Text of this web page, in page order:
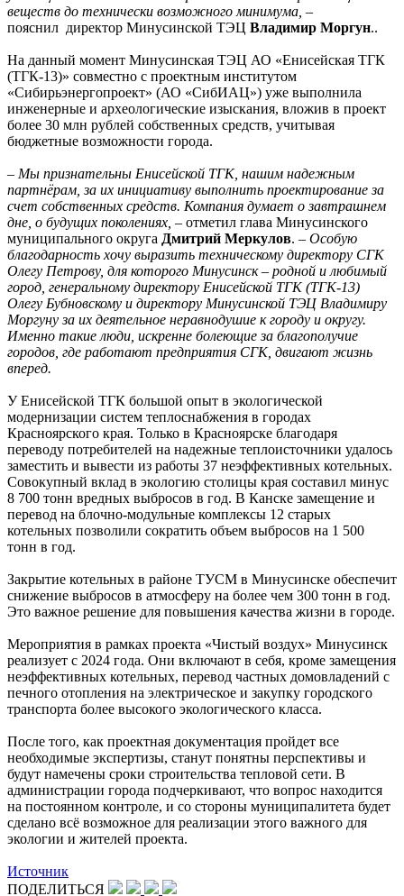
веществ до технически возможного минимума, –
пояснил директор Минусинской ТЭЦ Владимир Моргун..
На данный момент Минусинская ТЭЦ АО «Енисейская ТГК
(ТГК‑13)» совместно с проектным институтом
«Сибирьэнергопроект» (АО «СибИАЦ») уже выполнила
инженерные и археологические изыскания, вложив в проект
более 30 млн рублей собственных средств, учитывая
бюджетные возможности города.
– Мы признательны Енисейской ТГК, нашим надежным
партнёрам, за их инициативу выполнить проектирование за
счет собственных средств. Компания думает о завтрашнем
дне, о будущих поколениях, – отметил глава Минусинского
муниципального округа Дмитрий Меркулов. – Особую
благодарность хочу выразить техническому директору СГК
Олегу Петрову, для которого Минусинск – родной и любимый
город, генеральному директору Енисейской ТГК (ТГК-13)
Олегу Бубновскому и директору Минусинской ТЭЦ Владимиру
Моргуну за их деятельное неравнодушие к городу и округу.
Именно такие люди, искренне болеющие за благополучие
городов, где работают предприятия СГК, двигают жизнь
вперед.
У Енисейской ТГК большой опыт в экологической
модернизации систем теплоснабжения в городах
Красноярского края. Только в Красноярске благодаря
переводу потребителей на надежные теплоисточники удалось
заместить и вывести из работы 37 неэффективных котельных.
Совокупный вклад в экологию столицы края составил минус
8 700 тонн вредных выбросов в год. В Канске замещение и
перевод на блочно-модульные комплексы 12 старых
котельных позволили сократить объем выбросов на 1 500
тонн в год.
Закрытие котельных в районе ТУСМ в Минусинске обеспечит
снижение выбросов в атмосферу на более чем 300 тонн в год.
Это важное решение для повышения качества жизни в городе.
Мероприятия в рамках проекта «Чистый воздух» Минусинск
реализует с 2024 года. Они включают в себя, кроме замещения
неэффективных котельных, перевод частных домовладений с
печного отопления на электрическое и закупку городского
транспорта более высокого экологического класса.
После того, как проектная документация пройдет все
необходимые экспертизы, станут понятны перспективы и
будут намечены сроки строительства тепловой сети. В
администрации города подчеркивают, что вопрос находится
на постоянном контроле, и со стороны муниципалитета будет
сделано всё возможное для реализации этого важного для
экологии и жителей проекта.
Источник
ПОДЕЛИТЬСЯ